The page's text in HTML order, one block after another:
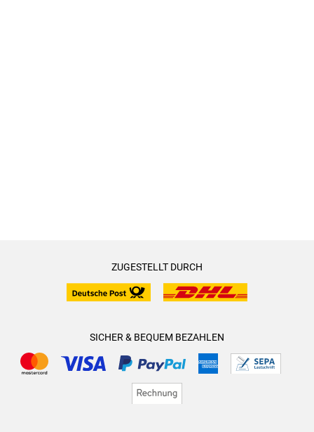
ZUGESTELLT DURCH
SICHER & BEQUEM BEZAHLEN